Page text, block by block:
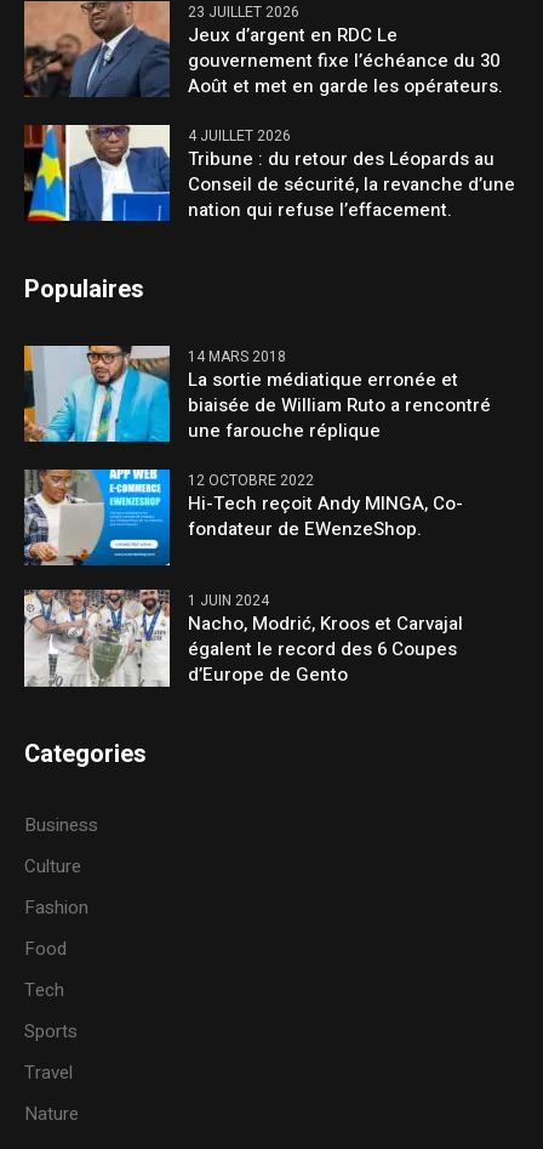
23 JUILLET 2026
Jeux d’argent en RDC Le
gouvernement fixe l’échéance du 30
Août et met en garde les opérateurs.
4 JUILLET 2026
Tribune : du retour des Léopards au
Conseil de sécurité, la revanche d’une
nation qui refuse l’effacement.
Populaires
14 MARS 2018
La sortie médiatique erronée et
biaisée de William Ruto a rencontré
une farouche réplique
12 OCTOBRE 2022
Hi-Tech reçoit Andy MINGA, Co-
fondateur de EWenzeShop.
1 JUIN 2024
Nacho, Modrić, Kroos et Carvajal
égalent le record des 6 Coupes
d’Europe de Gento
Categories
Business
Culture
Fashion
Food
Tech
Sports
Travel
Nature